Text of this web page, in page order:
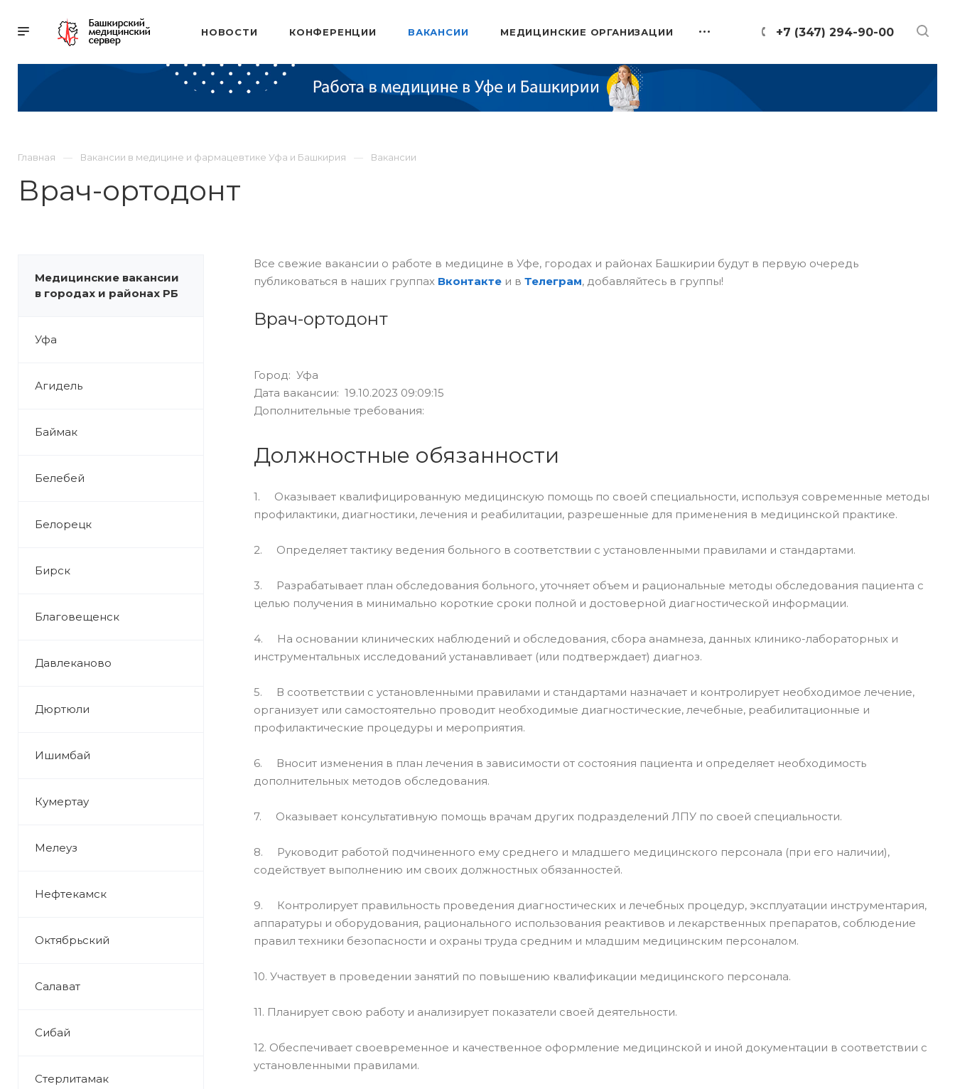
+7 (347) 294-90-00
НОВОСТИ КОНФЕРЕНЦИИ ВАКАНСИИ МЕДИЦИНСКИЕ ОРГАНИЗАЦИИ
Главная Вакансии в медицине и фармацевтике Уфа и Башкирия Вакансии
Врач-ортодонт
Медицинские вакансии
в городах и районах РБ
Уфа
Агидель
Баймак
Белебей
Белорецк
Бирск
Благовещенск
Давлеканово
Дюртюли
Ишимбай
Кумертау
Мелеуз
Нефтекамск
Октябрьский
Салават
Сибай
Стерлитамак
Все свежие вакансии о работе в медицине в Уфе, городах и районах Башкирии будут в первую очередь
публиковаться в наших группах Вконтактеи в Телеграм, добавляйтесь в группы!
Врач-ортодонт
Город: Уфа
Дата вакансии: 19.10.2023 09:09:15
Дополнительные требования:
Должностные обязанности
1. Оказывает квалифицированную медицинскую помощь по своей специальности, используя современные методы
профилактики, диагностики, лечения и реабилитации, разрешенные для применения в медицинской практике.
2. Определяет тактику ведения больного в соответствии с установленными правилами и стандартами.
3. Разрабатывает план обследования больного, уточняет объем и рациональные методы обследования пациента с
целью получения в минимально короткие сроки полной и достоверной диагностической информации.
4. На основании клинических наблюдений и обследования, сбора анамнеза, данных клинико-лабораторных и
инструментальных исследований устанавливает (или подтверждает) диагноз.
5. В соответствии с установленными правилами и стандартами назначает и контролирует необходимое лечение,
организует или самостоятельно проводит необходимые диагностические, лечебные, реабилитационные и
профилактические процедуры и мероприятия.
6. Вносит изменения в план лечения в зависимости от состояния пациента и определяет необходимость
дополнительных методов обследования.
7. Оказывает консультативную помощь врачам других подразделений ЛПУ по своей специальности.
8. Руководит работой подчиненного ему среднего и младшего медицинского персонала (при его наличии),
содействует выполнению им своих должностных обязанностей.
9. Контролирует правильность проведения диагностических и лечебных процедур, эксплуатации инструментария,
аппаратуры и оборудования, рационального использования реактивов и лекарственных препаратов, соблюдение
правил техники безопасности и охраны труда средним и младшим медицинским персоналом.
10. Участвует в проведении занятий по повышению квалификации медицинского персонала.
11. Планирует свою работу и анализирует показатели своей деятельности.
12. Обеспечивает своевременное и качественное оформление медицинской и иной документации в соответствии с
установленными правилами.